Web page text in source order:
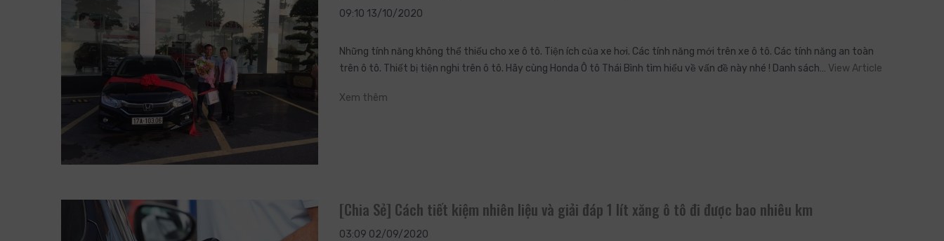
09:10 13/10/2020
Những tính năng không thể thiếu cho xe ô tô. Tiện ích của xe hơi. Các tính năng mới trên xe ô tô. Các tính năng an toàn
trên ô tô. Thiết bị tiện nghi trên ô tô. Hãy cùng Honda Ô tô Thái Bình tìm hiểu về vấn đề này nhé ! Danh sách… View Article
Xem thêm
[Chia Sẻ] Cách tiết kiệm nhiên liệu và giải đáp 1 lít xăng ô tô đi được bao nhiêu km
03:09 02/09/2020